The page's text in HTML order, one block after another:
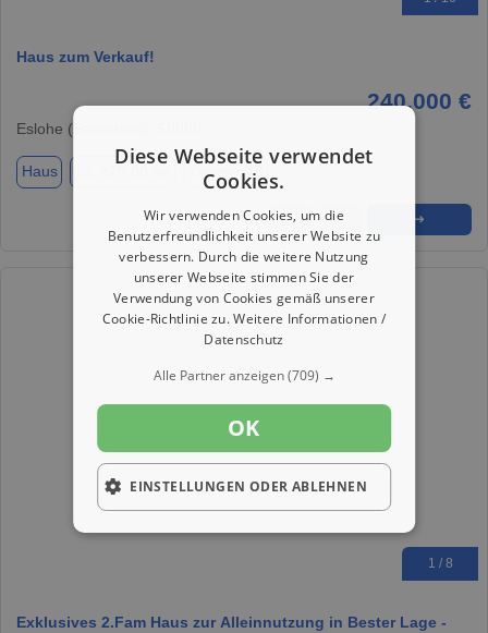
Haus zum Verkauf!
240.000 €
Eslohe (Sauerland), 59889
Haus Zimmer 15
★ ➦ ➜
1 / 8
Exklusives 2.Fam Haus zur Alleinnutzung in Bester Lage -
Diese Webseite verwendet
Cookies.
Wir verwenden Cookies, um die
Benutzerfreundlichkeit unserer Website zu
verbessern. Durch die weitere Nutzung
unserer Webseite stimmen Sie der
Verwendung von Cookies gemäß unserer
Cookie-Richtlinie zu.Weitere Informationen /
Datenschutz
Alle Partner anzeigen(709) →
OK
EINSTELLUNGEN ODER ABLEHNEN